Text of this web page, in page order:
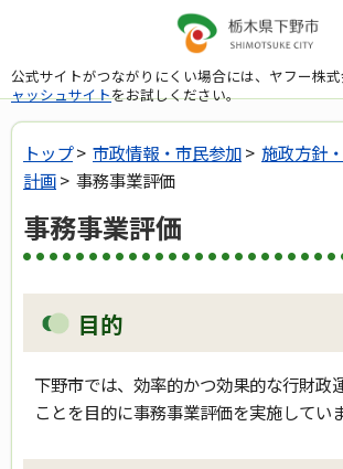
公式サイトがつながりにくい場合には、ヤフー株
ャッシュサイトをお試しください。
トップ> 市政情報・市民参加> 施政方針
計画> 事務事業評価
事務事業評価
目的
下野市では、効率的かつ効果的な行財政
ことを目的に事務事業評価を実施していま